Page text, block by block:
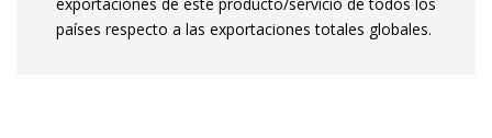
países respecto a las exportaciones totales globales.